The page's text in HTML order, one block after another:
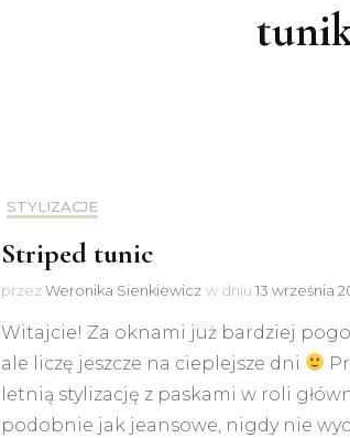
STYLIZACJE
Striped tunic
przezWeronika Sienkiewicz w dniu 13 września
Witajcie! Za oknami już bardziej
ale liczę jeszcze na cieplejsze dni
letnią stylizację z paskami w roli
podobnie jak jeansowe, nigdy nie